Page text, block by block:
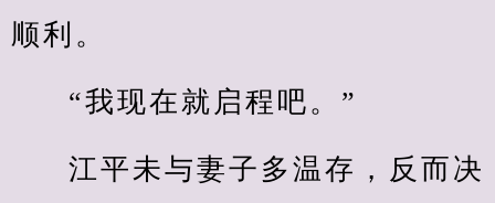
顺利。
“我现在就启程吧。”
江平未与妻子多温存，反而决